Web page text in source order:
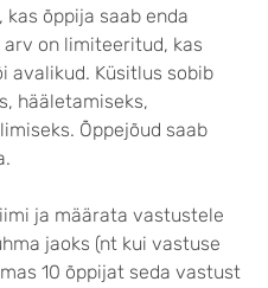
õppija saab enda
on limiteeritud, kas
avalikud. Küsitlus sobib
hääletamiseks,
Õppejõud saab
ja määrata vastustele
jaoks (nt kui vastuse
10 õppijat seda vastust